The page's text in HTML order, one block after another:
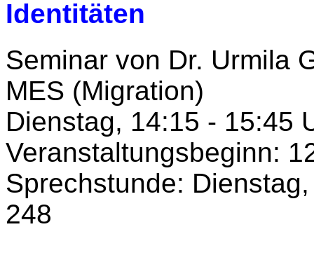
Identitäten
Seminar von Dr. Urmila
MES (Migration)
Dienstag, 14:15 - 15:45
Veranstaltungsbeginn:
Sprechstunde:
248